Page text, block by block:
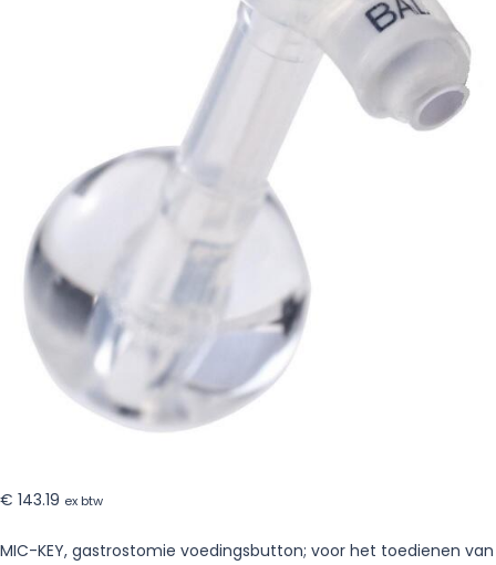
€ 143.19 ex btw
MIC-KEY, gastrostomie voedingsbutton; voor het toedienen van